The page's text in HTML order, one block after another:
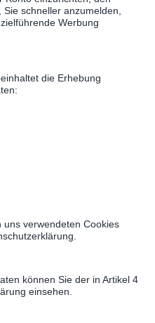
schneller anzumelden,
Werbung
die Erhebung
verwendeten Cookies
können Sie der in Artikel 4
einsehen.